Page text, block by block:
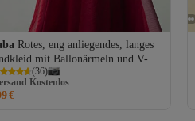
Rotes, eng anliegendes, langes
mit Ballonärmeln und V-
für Damen
(36)
Kostenlos
Versand
Kostenlos
€